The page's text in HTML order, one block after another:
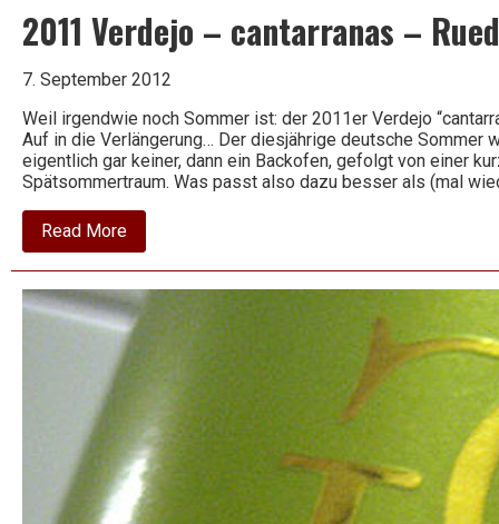
Wein
2011 Verdejo – cantarranas –
7. September 2012
Weil irgendwie noch Sommer ist: der 2011er Verdejo
Auf in die Verlängerung… Der diesjährige deutsche Sommer
eigentlich gar keiner, dann ein Backofen, gefolgt von einer
Spätsommertraum. Was passt also dazu besser als (mal
Read Moreabout
2011
Verdejo
cantarranas
–
Rueda
–
Cuatro
Rayas